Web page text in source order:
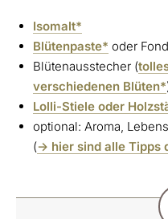
Isomalt*
Blütenpaste* oder
Blütenausstecher (
verschiedenen Blüten*
Lolli-Stiele oder
optional: Aroma,
(-> hier sind alle Tipps